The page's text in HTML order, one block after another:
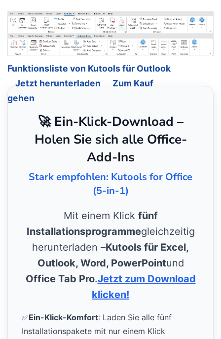
Funktionsliste von Kutools für Outlook
Jetzt herunterladen
Zum Kauf
gehen
🚀 Ein-Klick-Download –
Holen Sie sich alle Office-
Add-Ins
Stark empfohlen: Kutools for Office
(5-in-1)
Mit einem Klick fünf
Installationsprogrammegleichzeitig
herunterladen –Kutools für Excel,
Outlook, Word, PowerPointund
Office Tab Pro.Jetzt zum Download
klicken!
✅Ein-Klick-Komfort: Laden Sie alle fünf
Installationspakete mit nur einem Klick